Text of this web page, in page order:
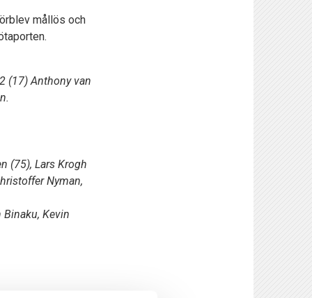
mållös och
(17) Anthony van
(75), Lars Krogh
Nyman,
Kevin